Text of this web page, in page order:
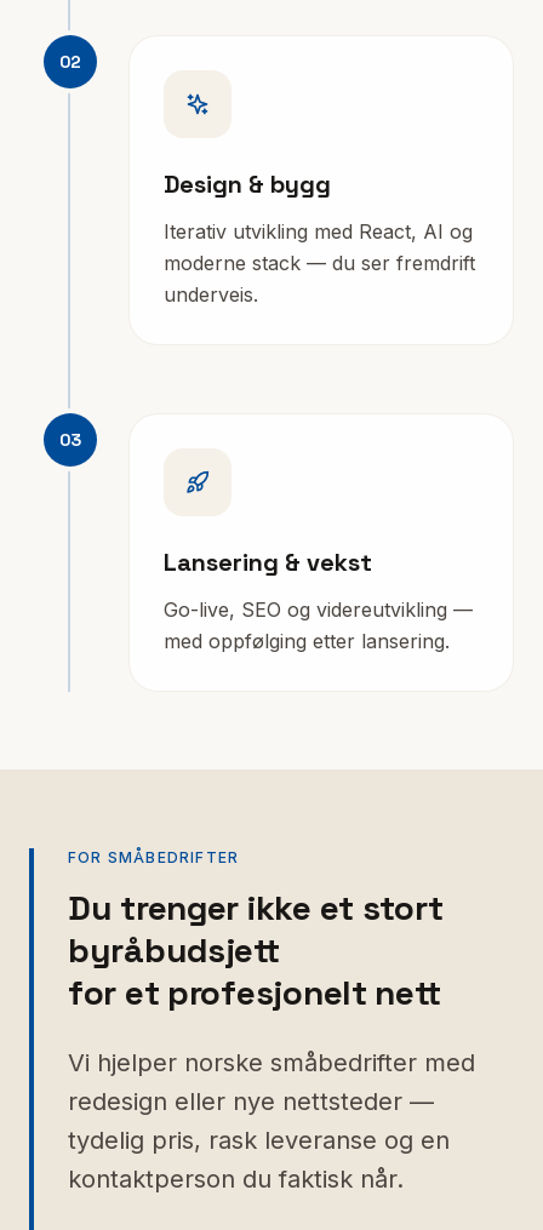
02
Design & bygg
Iterativ utvikling med React, AI og
moderne stack — du ser fremdrift
underveis.
03
Lansering & vekst
Go-live, SEO og videreutvikling —
med oppfølging etter lansering.
FOR SMÅBEDRIFTER
Du trenger ikke et stort
byråbudsjett
for et profesjonelt nett
Vi hjelper norske småbedrifter med
redesign eller nye nettsteder —
tydelig pris, rask leveranse og en
kontaktperson du faktisk når.